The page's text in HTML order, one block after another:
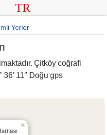
TR
Yerler
Çitköy coğrafi
36′ 11″ Doğu gps
×